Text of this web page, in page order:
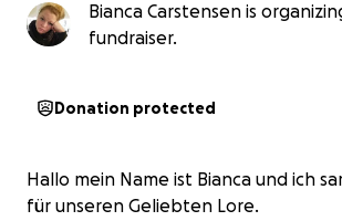
Bianca Carstensen is
fundraiser.
Donation protected
Hallo mein Name ist Bianca und ich
für unseren Geliebten Lore.